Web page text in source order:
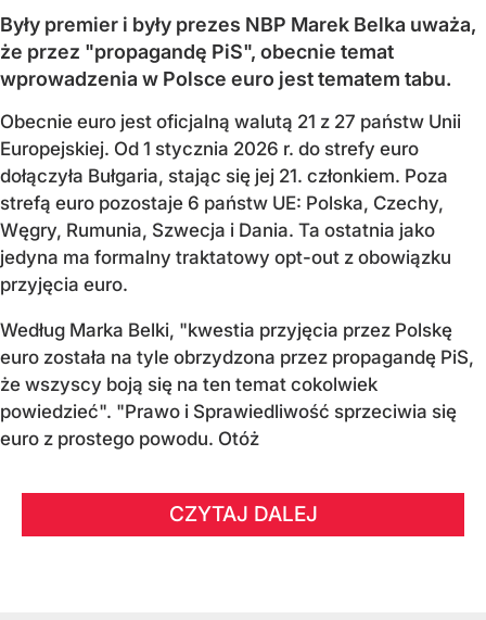
Były premier i były prezes NBP Marek Belka uważa,
że przez "propagandę PiS", obecnie temat
wprowadzenia w Polsce euro jest tematem tabu.
Obecnie euro jest oficjalną walutą 21 z 27 państw Unii
Europejskiej. Od 1 stycznia 2026 r. do strefy euro
dołączyła Bułgaria, stając się jej 21. członkiem. Poza
strefą euro pozostaje 6 państw UE: Polska, Czechy,
Węgry, Rumunia, Szwecja i Dania. Ta ostatnia jako
jedyna ma formalny traktatowy opt-out z obowiązku
przyjęcia euro.
Według Marka Belki, "kwestia przyjęcia przez Polskę
euro została na tyle obrzydzona przez propagandę PiS,
że wszyscy boją się na ten temat cokolwiek
powiedzieć". "Prawo i Sprawiedliwość sprzeciwia się
euro z prostego powodu. Otóż
CZYTAJ DALEJ